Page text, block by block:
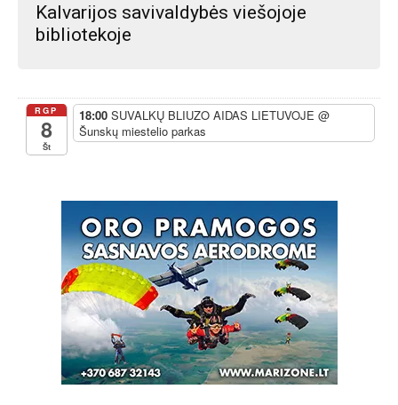
Kalvarijos savivaldybės viešojoje
bibliotekoje
RGP
8
Št
18:00 SUVALKŲ BLIUZO AIDAS LIETUVOJE @
Šunskų miestelio parkas